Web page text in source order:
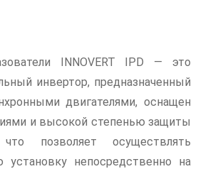
INNOVERT IPD — это
инвертор, предназначенный
двигателями, оснащен
и высокой степенью защиты
осуществлять
установку непосредственно на